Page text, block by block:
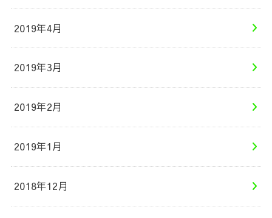
2019年4月
2019年3月
2019年2月
2019年1月
2018年12月